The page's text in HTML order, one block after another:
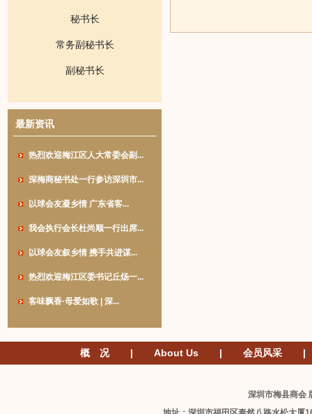
秘书长
常务副秘书长
副秘书长
最新资讯
热烈欢迎梅江区人大常委会副...
深梅商秘书处一行参访深圳市...
以球会友凝乡情 广东省客...
我会执行会长杜尚顺一行出席...
以球会友叙乡情 携手共进谋...
热烈欢迎梅江区委书记丘炀一...
客味飘香·母爱如歌 | 深...
概 况 | About Us | 会员风采 |
深圳市梅县商